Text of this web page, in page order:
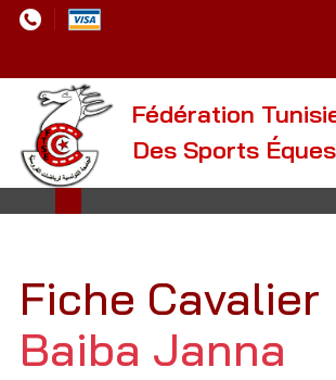
Fédération
Des Sports
Fiche Cavalier
Baiba Janna